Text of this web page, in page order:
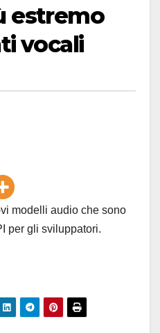
estremo
vocali
modelli audio che sono
per gli sviluppatori.